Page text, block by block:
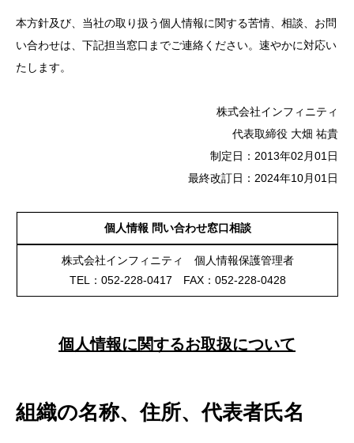
本方針及び、当社の取り扱う個人情報に関する苦情、相談、お問
い合わせは、下記担当窓口までご連絡ください。速やかに対応い
たします。
株式会社インフィニティ
代表取締役 大畑 祐貴
制定日：2013年02月01日
最終改訂日：2024年10月01日
個人情報 問い合わせ窓口相談
株式会社インフィニティ 個人情報保護管理者
TEL：052-228-0417 FAX：052-228-0428
個人情報に関するお取扱について
組織の名称、住所、代表者氏名